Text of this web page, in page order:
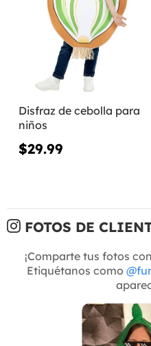
Disfraz de cebolla para
niños
$29.99
FOTOS DE
¡Comparte tus fotos
Etiquétanos como